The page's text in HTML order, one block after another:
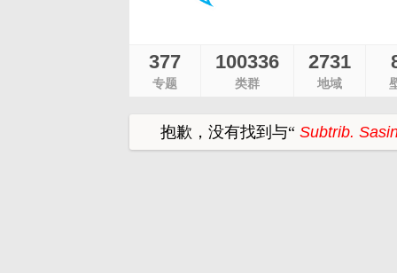
377
专题
100336
类群
2731
地域
抱歉，没有找到与“Subtrib.